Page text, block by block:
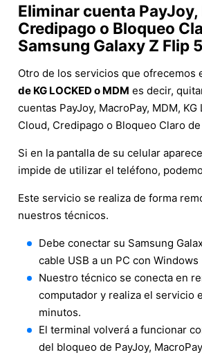
Eliminar cuenta PayJoy,
Credipago o Bloqueo
Samsung Galaxy Z Flip
Otro de los servicios que ofrecemos
de KG LOCKED o MDM es decir,
cuentas PayJoy, MacroPay, MDM, KG
Cloud, Credipago o Bloqueo Claro
Si en la pantalla de su celular
impide de utilizar el teléfono,
Este servicio se realiza de forma
nuestros técnicos.
Debe conectar su Samsung
cable USB a un PC con Windows
Nuestro técnico se conecta en
computador y realiza el servicio
minutos.
El terminal volverá a funcionar
del bloqueo de PayJoy,